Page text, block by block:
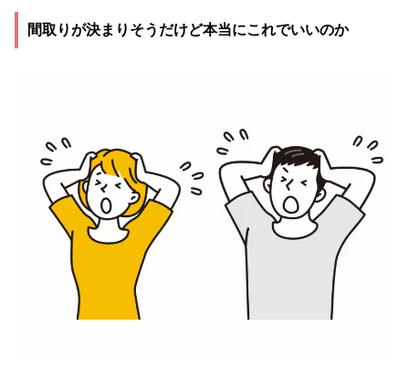
間取りが決まりそうだけど本当にこれでいいのか